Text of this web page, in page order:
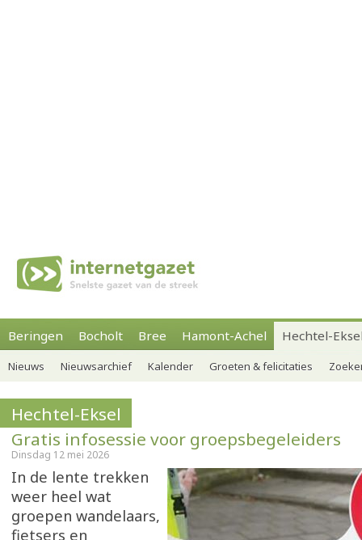
Beringen Bocholt Bree Hamont-Achel Hechtel-
Nieuws Nieuwsarchief Kalender Groeten & felicitaties
Hechtel-Eksel
Gratis infosessie voor groepsbegeleiders
Dinsdag 12 mei 2026
In de lente trekken
weer heel wat
groepen wandelaars,
fietsers en